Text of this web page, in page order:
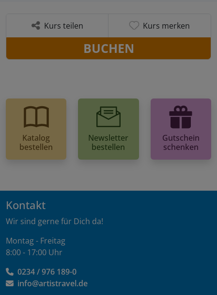
Kurs teilen Kurs merken
BUCHEN
Katalog
bestellen
Newsletter
bestellen
Gutschein
schenken
Kontakt
Wir sind gerne für Dich da!
Montag - Freitag
8:00 - 17:00 Uhr
0234 / 976 189-0
info@artistravel.de